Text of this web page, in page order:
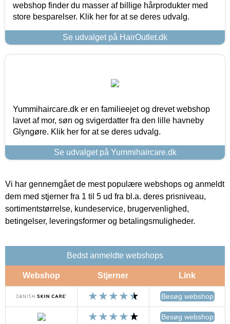
webshop finder du masser af billige hårprodukter med
store besparelser. Klik her for at se deres udvalg.
Se udvalget på HairOutlet.dk
Yummihaircare.dk er en familieejet og drevet webshop
lavet af mor, søn og svigerdatter fra den lille havneby
Glyngøre. Klik her for at se deres udvalg.
Se udvalget på Yummihaircare.dk
Vi har gennemgået de mest populære webshops og anmeldt
dem med stjerner fra 1 til 5 ud fra bl.a. deres prisniveau,
sortimentstørrelse, kundeservice, brugervenlighed,
betingelser, leveringsformer og betalingsmuligheder.
Bedst anmeldte webshops
Webshop Stjerner Link
Besøg webshop
Besøg webshop